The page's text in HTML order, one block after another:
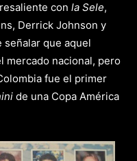
con la Sele,
Derrick Johnson y
que aquel
mercado nacional, pero
fue el primer
de una Copa América